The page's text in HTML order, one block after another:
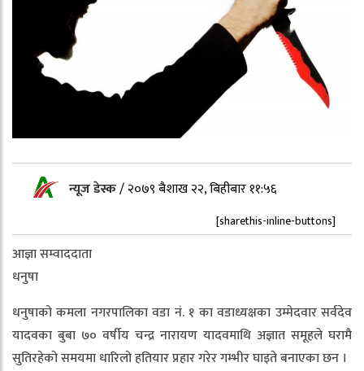
न्यूज डेस्क/२०७९ बैशाख २२, बिहीबार ११:५६
[sharethis-inline-buttons]
आज्ञा सम्वाददाता
धनुषा
धनुषाको कमला नगरपालिका वडा नं. १ का वडाध्यक्षका उम्मेदवार सर्वदेव
यादवका बुबा ७० वर्षीय चन्द्र नारायण यादवमाथि अज्ञात समूहले घरामै
सुतिरहेको समयमा धारिलो हतियार प्रहार गरेर गम्भीर घाइते बनाएका छन ।